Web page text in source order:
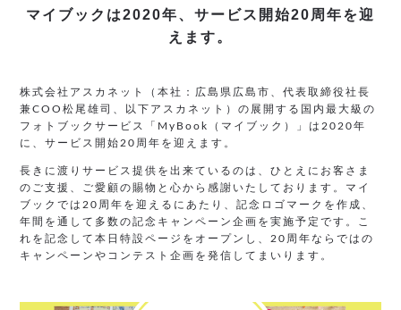
マイブックは2020年、 サービス開始20周年を迎
えます。
株式会社アスカネット（本社：広島県広島市、代表取締役社長
兼COO松尾雄司、以下アスカネット）の展開する国内最大級の
フォトブックサービス「MyBook（マイブック）」は2020年
に、サービス開始20周年を迎えます。
長きに渡りサービス提供を出来ているのは、ひとえにお客さま
のご支援、ご愛顧の賜物と心から感謝いたしております。マイ
ブックでは20周年を迎えるにあたり、記念ロゴマークを作成、
年間を通して多数の記念キャンペーン企画を実施予定です。こ
れを記念して本日特設ページをオープンし、20周年ならではの
キャンペーンやコンテスト企画を発信してまいります。